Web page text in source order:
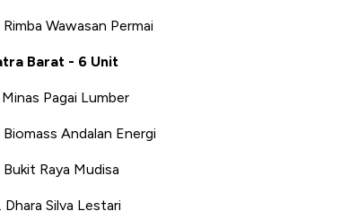
Rimba Wawasan Permai
Barat - 6 Unit
Minas Pagai Lumber
Biomass Andalan Energi
Bukit Raya Mudisa
Dhara Silva Lestari